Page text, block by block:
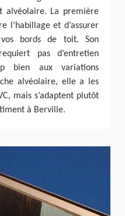
alvéolaire. La première
l’habillage et d’assurer
bords de toit. Son
pas d’entretien
bien aux variations
alvéolaire, elle a les
mais s’adaptent plutôt
à Berville.